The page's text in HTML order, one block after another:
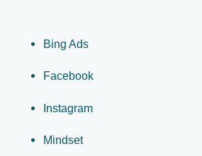
Bing Ads
Facebook
Instagram
Mindset